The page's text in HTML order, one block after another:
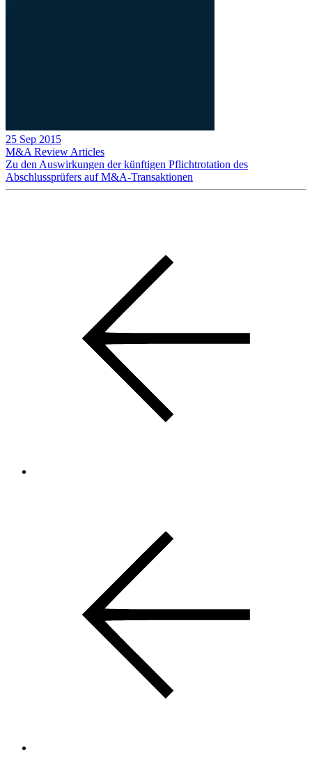
25 Sep 2015
M&A Review Articles
Zu den Auswirkungen der künftigen Pflichtrotation des
Abschlussprüfers auf M&A-Transaktionen